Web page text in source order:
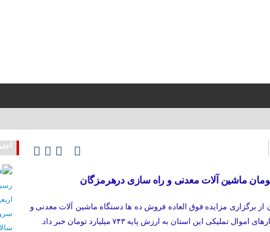
تومان ماشین آلات معدنی و راه سازی درهرمزگان
برگزاری مزایده فوق العاده فروش ده ها دستگاه ماشین آلات معدنی و